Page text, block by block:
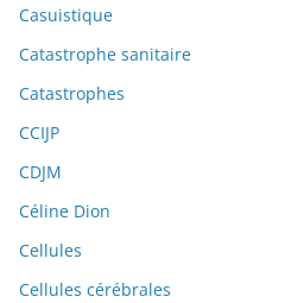
Casuistique
Catastrophe sanitaire
Catastrophes
CCIJP
CDJM
Céline Dion
Cellules
Cellules cérébrales